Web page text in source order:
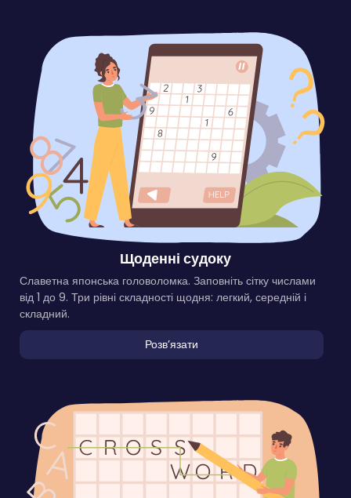
Щоденні судоку
Славетна японська головоломка. Заповніть сітку числами
від 1 до 9. Три рівні складності щодня: легкий, середній і
складний.
Розвʼязати